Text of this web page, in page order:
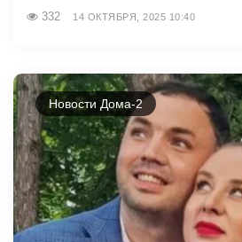
332 14 ОКТЯБРЯ, 2025 10:40
Новости Дома-2